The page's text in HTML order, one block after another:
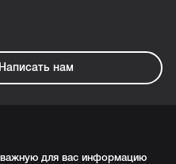
Написать нам
важную для вас информацию